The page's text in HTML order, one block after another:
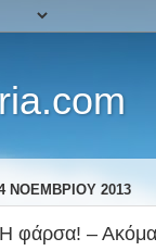
ΝΟΕΜΒΡΊΟΥ 2013
– Ακόμα